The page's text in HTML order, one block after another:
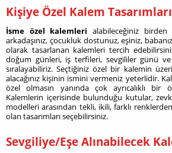
Kişiye Özel Kalem Tasarımları
İsme özel kalemleri alabileceğiniz
arkadaşınız, çocukluk dostunuz, eşiniz,
olarak tasarlanan kalemleri tercih
doğum günleri, iş terfileri, sevgililer günü ve
sıralayabiliriz. Seçtiğiniz özel bir kalemin
alacağınız kişinin ismini vermeniz yeterlidir.
özel olmasın yanında çok ayrıcalıklı bir
Kalemlerin içerisinde bulunduğu kutular,
modelleri arasından tekli, ikili, farklı
olan tasarımları seçebilirsiniz.
Sevgiliye/Eşe Alınabilecek